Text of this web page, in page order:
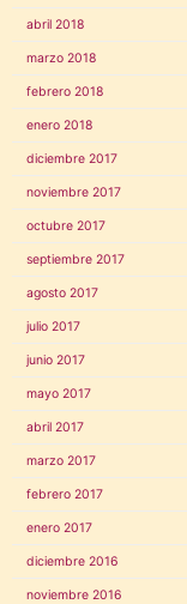
abril 2018
marzo 2018
febrero 2018
enero 2018
diciembre 2017
noviembre 2017
octubre 2017
septiembre 2017
agosto 2017
julio 2017
junio 2017
mayo 2017
abril 2017
marzo 2017
febrero 2017
enero 2017
diciembre 2016
noviembre 2016